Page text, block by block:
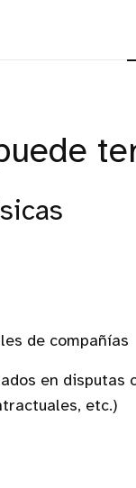
de compañías
en disputas
etc.)